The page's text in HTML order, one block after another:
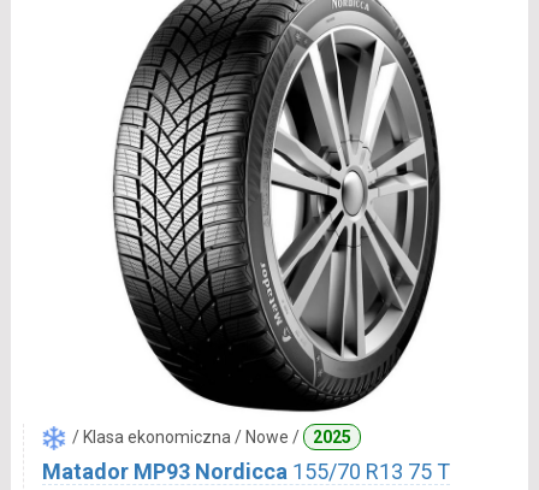
/ Klasa ekonomiczna / Nowe / 2025
Matador MP93 Nordicca 155/70 R13 75 T